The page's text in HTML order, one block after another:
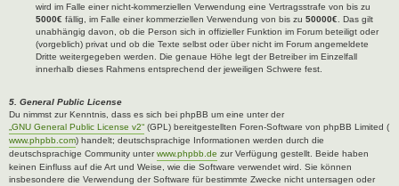
wird im Falle einer nicht-kommerziellen Verwendung eine Vertragsstrafe von bis zu
5000€ fällig, im Falle einer kommerziellen Verwendung von bis zu 50000€ . Das gilt
unabhängig davon, ob die Person sich in offizieller Funktion im Forum beteiligt oder
(vorgeblich) privat und ob die Texte selbst oder über nicht im Forum angemeldete
Dritte weitergegeben werden. Die genaue Höhe legt der Betreiber im Einzelfall
innerhalb dieses Rahmens entsprechend der jeweiligen Schwere fest.
5. General Public License
Du nimmst zur Kenntnis, dass es sich bei phpBB um eine unter der
„GNU General Public License v2“ (GPL) bereitgestellten Foren-Software von phpBB Limited (
www.phpbb.com) handelt; deutschsprachige Informationen werden durch die
deutschsprachige Community unterwww.phpbb.de zur Verfügung gestellt. Beide haben
keinen Einfluss auf die Art und Weise, wie die Software verwendet wird. Sie können
insbesondere die Verwendung der Software für bestimmte Zwecke nicht untersagen oder